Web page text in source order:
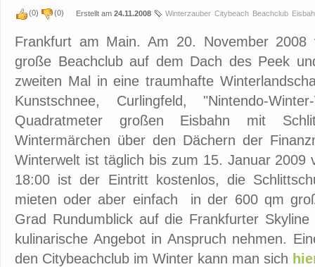
(0) (0) Erstellt am 24.11.2008 Winterzauber Citybeach Beachclub
Frankfurt am Main. Am 20. November
große Beachclub auf dem Dach des Peek
zweiten Mal in eine traumhafte
Kunstschnee, Curlingfeld, "Nintendo-
Quadratmeter großen Eisbahn mit
Wintermärchen über den Dächern der
Winterwelt ist täglich bis zum 15. Januar 2009
18:00 ist der Eintritt kostenlos, die
mieten oder aber einfach in der 600 qm
Grad Rundumblick auf die Frankfurter
kulinarische Angebot in Anspruch nehmen.
den Citybeachclub im Winter kann man sich